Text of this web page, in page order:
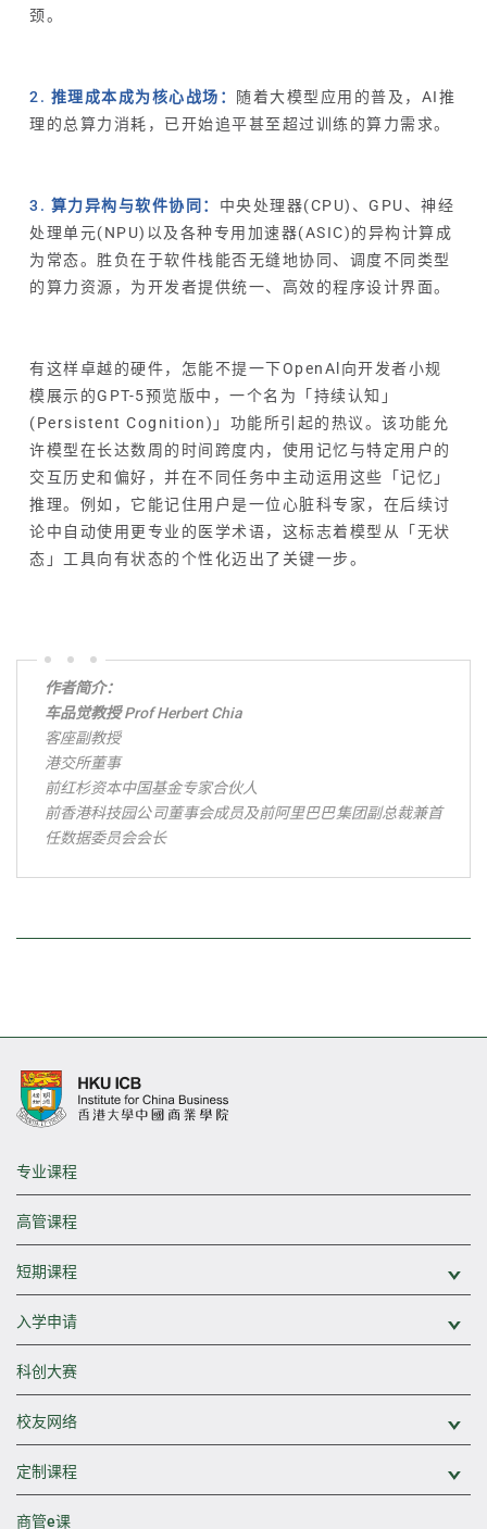
颈。
2. 推理成本成为核心战场：
随着大模型应用的普及，AI推
理的总算力消耗，已开始追平甚至超过训练的算力需求。
3. 算力异构与软件协同： 中央处理器(CPU)、GPU、神经
处理单元(NPU)以及各种专用加速器(ASIC)的异构计算成
为常态。胜负在于软件栈能否无缝地协同、调度不同类型
的算力资源，为开发者提供统一、高效的程序设计界面。
有这样卓越的硬件，怎能不提一下OpenAl向开发者小规
模展示的GPT-5预览版中，一个名为「持续认知」
(Persistent Cognition)」功能所引起的热议。该功能允
许模型在长达数周的时间跨度内，使用记忆与特定用户的
交互历史和偏好，并在不同任务中主动运用这些「记忆」
推理。例如，它能记住用户是一位心脏科专家，在后续讨
论中自动使用更专业的医学术语，这标志着模型从「无状
态」工具向有状态的个性化迈出了关键一步。
作者简介：
车品觉教授 Prof Herbert Chia
客座副教授
港交所董事
前红杉资本中国基金专家合伙人
前香港科技园公司董事会成员及前阿里巴巴集团副总裁兼首
任数据委员会会长
专业课程
高管课程
短期课程
入学申请
科创大赛
校友网络
定制课程
商管e课